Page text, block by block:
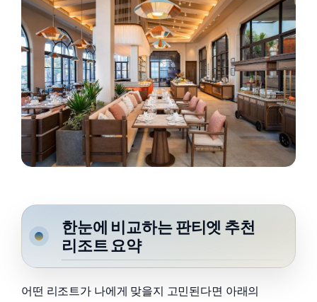
한눈에 비교하는 판티엣 추천
리조트 요약
어떤 리조트가 나에게 맞을지 고민된다면 아래의